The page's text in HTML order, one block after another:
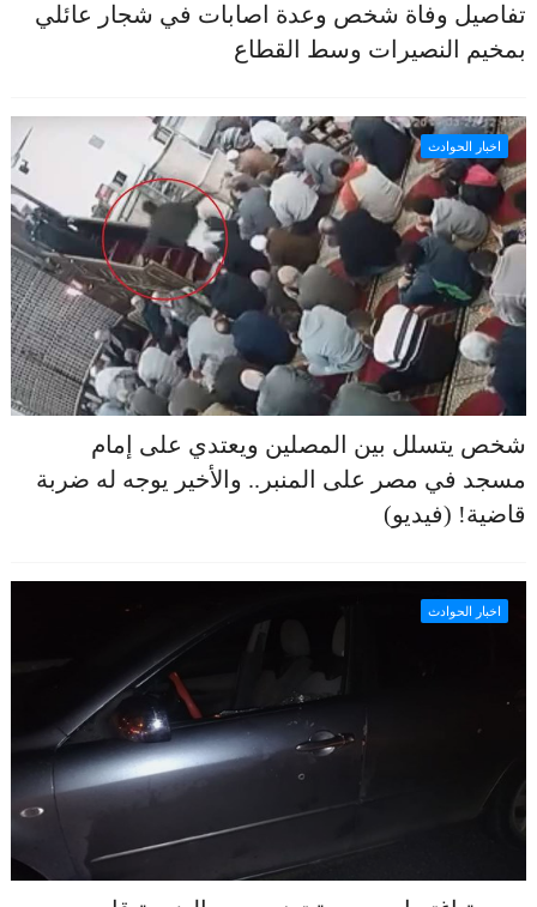
تفاصيل وفاة شخص وعدة اصابات في شجار عائلي
بمخيم النصيرات وسط القطاع
اخبار الحوادث
شخص يتسلل بين المصلين ويعتدي على إمام
مسجد في مصر على المنبر.. والأخير يوجه له ضربة
قاضية! (فيديو)
اخبار الحوادث